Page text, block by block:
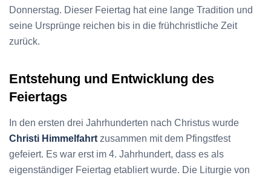
Donnerstag. Dieser Feiertag hat eine lange Tradition und
seine Ursprünge reichen bis in die frühchristliche Zeit
zurück.
Entstehung und Entwicklung des
Feiertags
In den ersten drei Jahrhunderten nach Christus wurde
Christi Himmelfahrt zusammen mit dem Pfingstfest
gefeiert. Es war erst im 4. Jahrhundert, dass es als
eigenständiger Feiertag etabliert wurde. Die Liturgie von